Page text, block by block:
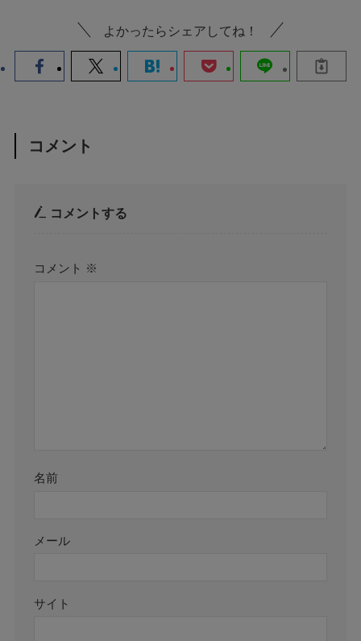
よかったらシェアしてね！
コメント
コメントする
コメント ※
名前
メール
サイト